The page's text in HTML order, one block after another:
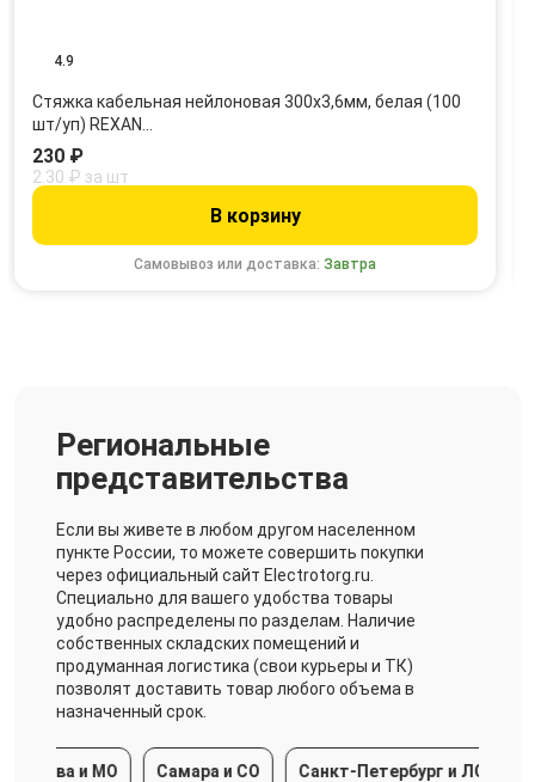
4.9
Стяжка кабельная нейлоновая 300x3,6мм, белая (100
шт/уп) REXAN…
Самовывоз или доставка:Завтра
230 ₽
2.30 ₽ за шт
В корзину
Региональные
представительства
Если вы живете в любом другом населенном
пункте России, то можете совершить покупки
через официальный сайт Electrotorg.ru.
Специально для вашего удобства товары
удобно распределены по разделам. Наличие
собственных складских помещений и
продуманная логистика (свои курьеры и ТК)
позволят доставить товар любого объема в
назначенный срок.
и МО Самара и СО Санкт-Петербург и ЛО